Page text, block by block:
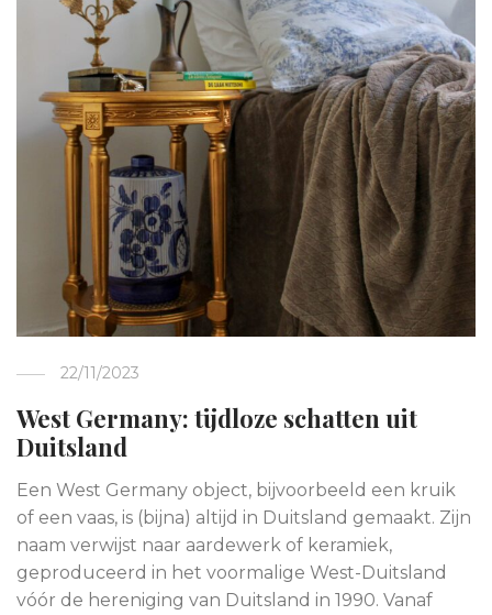
22/11/2023
West Germany: tijdloze schatten uit
Duitsland
Een West Germany object, bijvoorbeeld een kruik
of een vaas, is (bijna) altijd in Duitsland gemaakt. Zijn
naam verwijst naar aardewerk of keramiek,
geproduceerd in het voormalige West-Duitsland
vóór de hereniging van Duitsland in 1990. Vanaf